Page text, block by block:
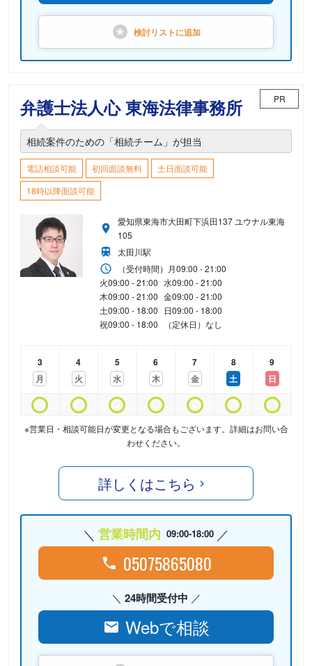
検討リストに追加
弁護士法人心 東海法律事務所 PR
相続案件のための「相続チーム」が担当
電話相談可能 初回面談無料
土日面談可能
18時以降面談可能
愛知県東海市大田町下浜田137 ユウナル東海
105
太田川駅
（受付時間） 月09:00 - 21:00
火09:00 - 21:00 水09:00 - 21:00
木09:00 - 21:00 金09:00 - 21:00
土09:00 - 18:00 日09:00 - 18:00
祝09:00 - 18:00 （定休日）なし
3
月
4
火
5
水
6
木
7
金
8
土
9
日
※営業日・相談可能日が変更となる場合もございます。詳細はお問い合
わせください。
詳しくはこちら
営業時間内 09:00-18:00
05075865080
24時間受付中
Webで相談